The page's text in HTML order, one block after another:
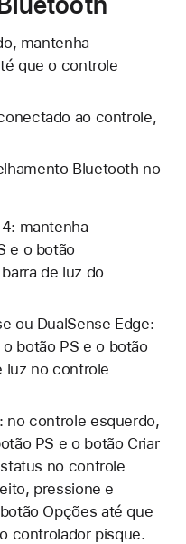
mantenha
que o controle
ao controle,
Bluetooth no
mantenha
e o botão
de luz do
ou DualSense Edge:
botão PS e o botão
luz no controle
no controle esquerdo,
PS e o botão Criar
no controle
pressione e
Opções até que
controlador pisque.